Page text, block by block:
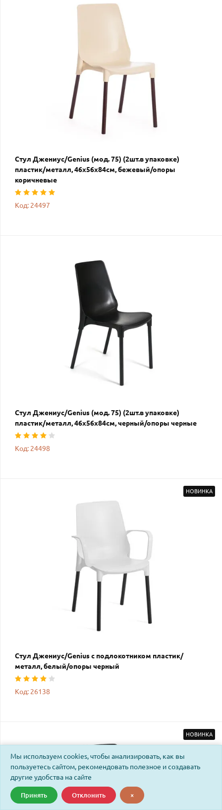
Стул Джениус/Genius (мод. 75) (2шт.в упаковке)
пластик/металл, 46x56x84cм, бежевый/опоры
коричневые
Код: 24497
Стул Джениус/Genius (мод. 75) (2шт.в упаковке)
пластик/металл, 46x56x84cм, черный/опоры черные
Код: 24498
НОВИНКА
Стул Джениус/Genius с подлокотником пластик/
металл, белый/опоры черный
Код: 26138
НОВИНКА
Мы используем cookies, чтобы анализировать, как вы
пользуетесь сайтом, рекомендовать полезное и создавать
другие удобства на сайте
Принять Отклонить ×